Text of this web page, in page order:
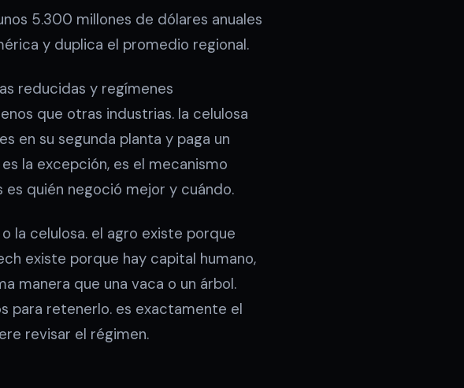
5.300 millones de dólares anuales
y duplica el promedio regional.
reducidas y regímenes
que otras industrias. la celulosa
en su segunda planta y paga un
la excepción, es el mecanismo
quién negoció mejor y cuándo.
la celulosa. el agro existe porque
existe porque hay capital humano,
manera que una vaca o un árbol.
para retenerlo. es exactamente el
revisar el régimen.